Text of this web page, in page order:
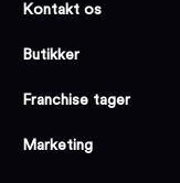
Kontakt os
Butikker
Franchise tager
Marketing